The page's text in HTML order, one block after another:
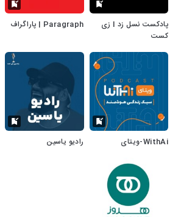
پادکست نسل زد I زی
کست
Paragraph | پاراگراف
WithAi-ویتای رادیو یاسین